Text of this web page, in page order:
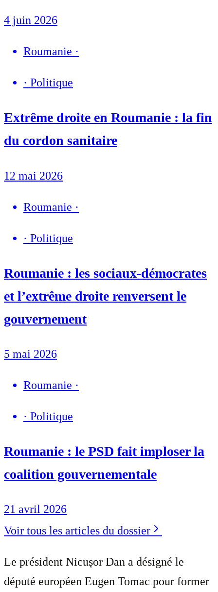
4 juin 2026
Roumanie ·
· Politique
Extrême droite en Roumanie : la fin
du cordon sanitaire
12 mai 2026
Roumanie ·
· Politique
Roumanie : les sociaux-démocrates
et l’extrême droite renversent le
gouvernement
5 mai 2026
Roumanie ·
· Politique
Roumanie : le PSD fait imploser la
coalition gouvernementale
21 avril 2026
Voir tous les articles du dossier
Le président Nicușor Dan a désigné le
député européen Eugen Tomac pour former